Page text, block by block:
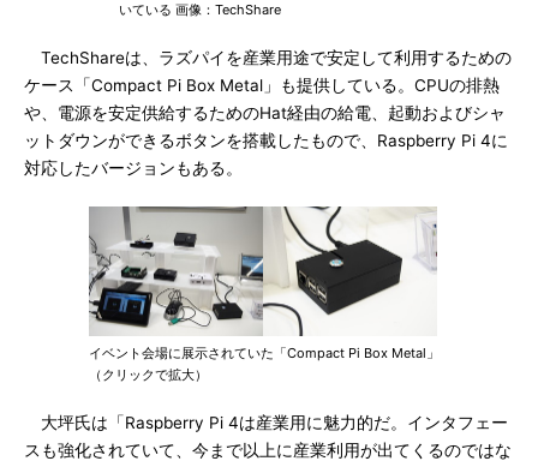
いている 画像：TechShare
TechShareは、ラズパイを産業用途で安定して利用するための
ケース「Compact Pi Box Metal」も提供している。CPUの排熱
や、電源を安定供給するためのHat経由の給電、起動およびシャ
ットダウンができるボタンを搭載したもので、Raspberry Pi 4に
対応したバージョンもある。
イベント会場に展示されていた「Compact Pi Box Metal」
（クリックで拡大）
大坪氏は「Raspberry Pi 4は産業用に魅力的だ。インタフェー
スも強化されていて、今まで以上に産業利用が出てくるのではな